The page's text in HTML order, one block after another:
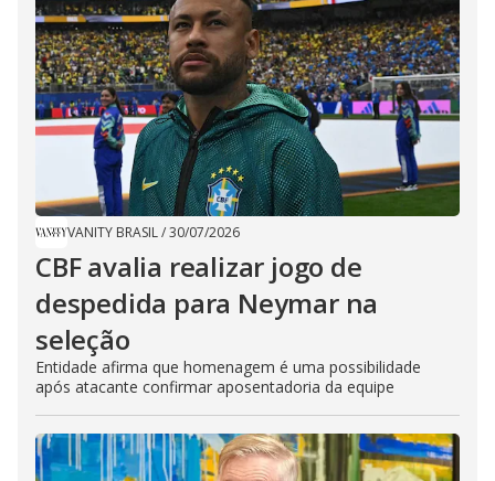
VANITY BRASIL/30/07/2026
CBF avalia realizar jogo de
despedida para Neymar na
seleção
Entidade afirma que homenagem é uma possibilidade
após atacante confirmar aposentadoria da equipe